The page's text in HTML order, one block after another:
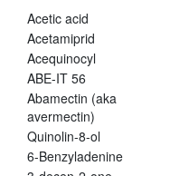
Acetic acid
Acetamiprid
Acequinocyl
ABE-IT 56
Abamectin (aka
avermectin)
Quinolin-8-ol
6-Benzyladenine